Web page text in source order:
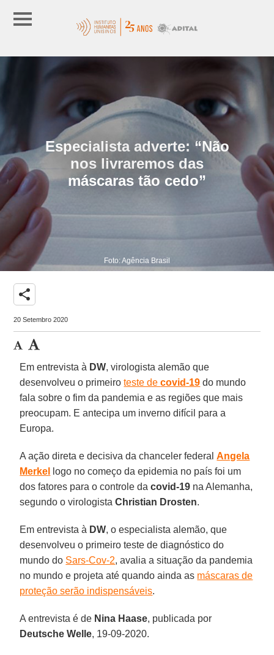
Especialista adverte: “Não
nos livraremos das
máscaras tão cedo”
Foto: Agência Brasil
share
20 Setembro 2020
Em entrevista à DW, virologista alemão que
desenvolveu o primeiroteste decovid-19 do mundo
fala sobre o fim da pandemia e as regiões que mais
preocupam. E antecipa um inverno difícil para a
Europa.
A ação direta e decisiva da chanceler federalAngela
Merkel
logo no começo da epidemia no país foi um
dos fatores para o controle dacovid-19 na Alemanha,
segundo o virologistaChristian Drosten.
Em entrevista à DW, o especialista alemão, que
desenvolveu o primeiro teste de diagnóstico do
mundo do Sars-Cov-2, avalia a situação da pandemia
no mundo e projeta até quando ainda as máscaras de
proteção serão indispensáveis.
A entrevista é de Nina Haase, publicada por
Deutsche Welle, 19-09-2020.